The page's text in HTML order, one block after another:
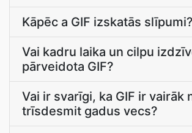
Kāpēc a GIF izskatās slīpumi?
Vai kadru laika un cilpu
pārveidota GIF?
Vai ir svarīgi, ka GIF ir vairāk
trīsdesmit gadus vecs?